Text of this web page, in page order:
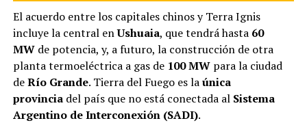
El acuerdo entre los capitales chinos y Terra Ignis
incluye la central enUshuaia, que tendrá hasta 60
MWde potencia, y, a futuro, la construcción de otra
planta termoeléctrica a gas de 100 MWpara la ciudad
deRío Grande. Tierra del Fuego es laúnica
provinciadel país que no está conectada al Sistema
Argentino de Interconexión (SADI).